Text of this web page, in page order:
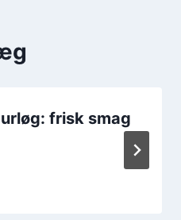
frisk smag